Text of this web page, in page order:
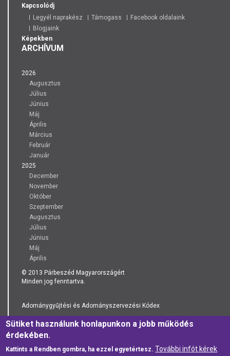
Kapcsolódj
Legyél naprakész
Támogass
Facebook oldalaink
Blogjaink
Képekben
ARCHÍVUM
2026
Augusztus
Július
Június
Máj
Április
Március
Február
Január
2025
December
November
Október
Szeptember
Augusztus
Július
Június
Máj
Április
© 2013 Párbeszéd Magyarországért
Minden jog fenntartva.
Adománygyűjtési és Adományszervezési Kódex
Sütiket használunk honlapunkon a jobb működés
érdekében.
Kattints a Rendben gombra, ha ezzel egyetértesz. További infót kérek